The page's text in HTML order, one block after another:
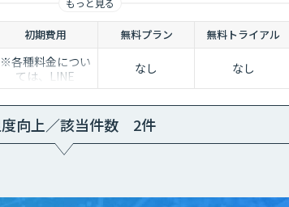
定した品質と柔軟な運用性を兼ね備えています。
初期費用 無料プラン 無料トライアル
※各種料金につい
ては、LINE
WORKS Visionの
販売店までお問合
せください。
なし なし
向上／該当件数 2件